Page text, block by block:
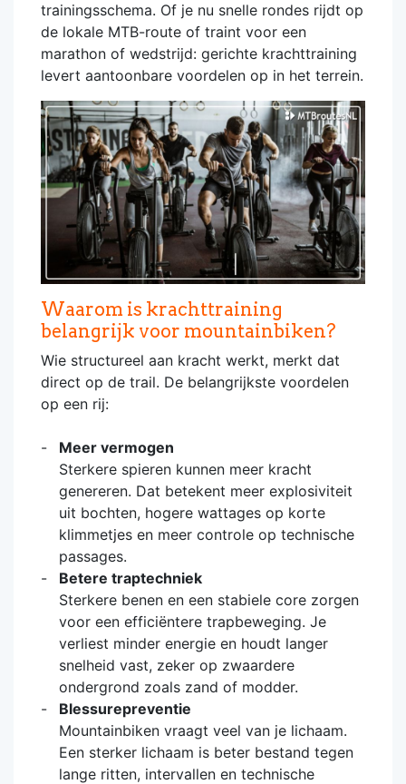
trainingsschema. Of je nu snelle rondes rijdt op
de lokale MTB-route of traint voor een
marathon of wedstrijd: gerichte krachttraining
levert aantoonbare voordelen op in het terrein.
Waarom is krachttraining
belangrijk voor mountainbiken?
Wie structureel aan kracht werkt, merkt dat
direct op de trail. De belangrijkste voordelen
op een rij:
Meer vermogen
Sterkere spieren kunnen meer kracht
genereren. Dat betekent meer explosiviteit
uit bochten, hogere wattages op korte
klimmetjes en meer controle op technische
passages.
Betere traptechniek
Sterkere benen en een stabiele core zorgen
voor een efficiëntere trapbeweging. Je
verliest minder energie en houdt langer
snelheid vast, zeker op zwaardere
ondergrond zoals zand of modder.
Blessurepreventie
Mountainbiken vraagt veel van je lichaam.
Een sterker lichaam is beter bestand tegen
lange ritten, intervallen en technische